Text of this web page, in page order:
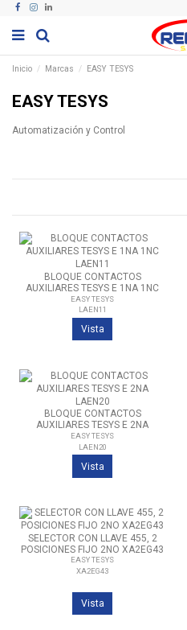
Inicio Marcas EASY TESYS
EASY TESYS
Automatización y Control
BLOQUE CONTACTOS
AUXILIARES TESYS E 1NA 1NC
LAEN11
EASY TESYS
LAEN11
Vista
BLOQUE CONTACTOS
AUXILIARES TESYS E 2NA
LAEN20
EASY TESYS
LAEN20
Vista
SELECTOR CON LLAVE 455, 2
POSICIONES FIJO 2NO XA2EG43
EASY TESYS
XA2EG43
Vista